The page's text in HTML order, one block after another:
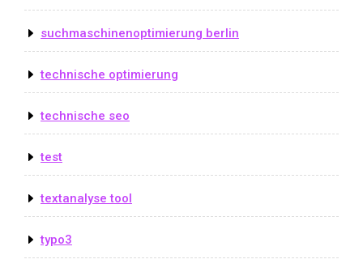
suchmaschinenoptimierung berlin
technische optimierung
technische seo
test
textanalyse tool
typo3